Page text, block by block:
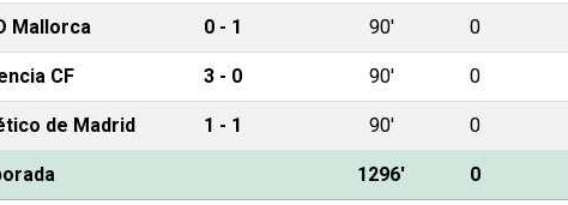
Mallorca 0 - 1 90' 0
CF 3 - 0 90' 0
de Madrid 1 - 1 90' 0
1296' 0